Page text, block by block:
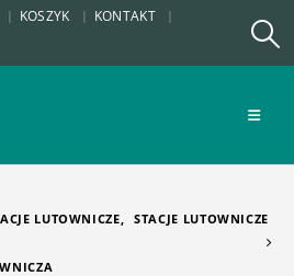
KOSZYK
KONTAKT
LUTOWNICZE, STACJE LUTOWNICZE